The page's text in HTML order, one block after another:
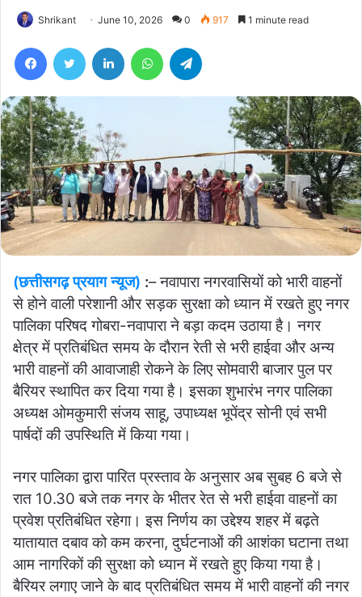
Shrikant June 10, 2026 0 917 1 minute read
(छत्तीसगढ़ प्रयाग न्यूज) :– नवापारा नगरवासियों को भारी वाहनों
से होने वाली परेशानी और सड़क सुरक्षा को ध्यान में रखते हुए नगर
पालिका परिषद गोबरा-नवापारा ने बड़ा कदम उठाया है। नगर
क्षेत्र में प्रतिबंधित समय के दौरान रेती से भरी हाईवा और अन्य
भारी वाहनों की आवाजाही रोकने के लिए सोमवारी बाजार पुल पर
बैरियर स्थापित कर दिया गया है। इसका शुभारंभ नगर पालिका
अध्यक्ष ओमकुमारी संजय साहू, उपाध्यक्ष भूपेंद्र सोनी एवं सभी
पार्षदों की उपस्थिति में किया गया।
नगर पालिका द्वारा पारित प्रस्ताव के अनुसार अब सुबह 6 बजे से
रात 10.30 बजे तक नगर के भीतर रेत से भरी हाईवा वाहनों का
प्रवेश प्रतिबंधित रहेगा। इस निर्णय का उद्देश्य शहर में बढ़ते
यातायात दबाव को कम करना, दुर्घटनाओं की आशंका घटाना तथा
आम नागरिकों की सुरक्षा को ध्यान में रखते हुए किया गया है।
बैरियर लगाए जाने के बाद प्रतिबंधित समय में भारी वाहनों की नगर